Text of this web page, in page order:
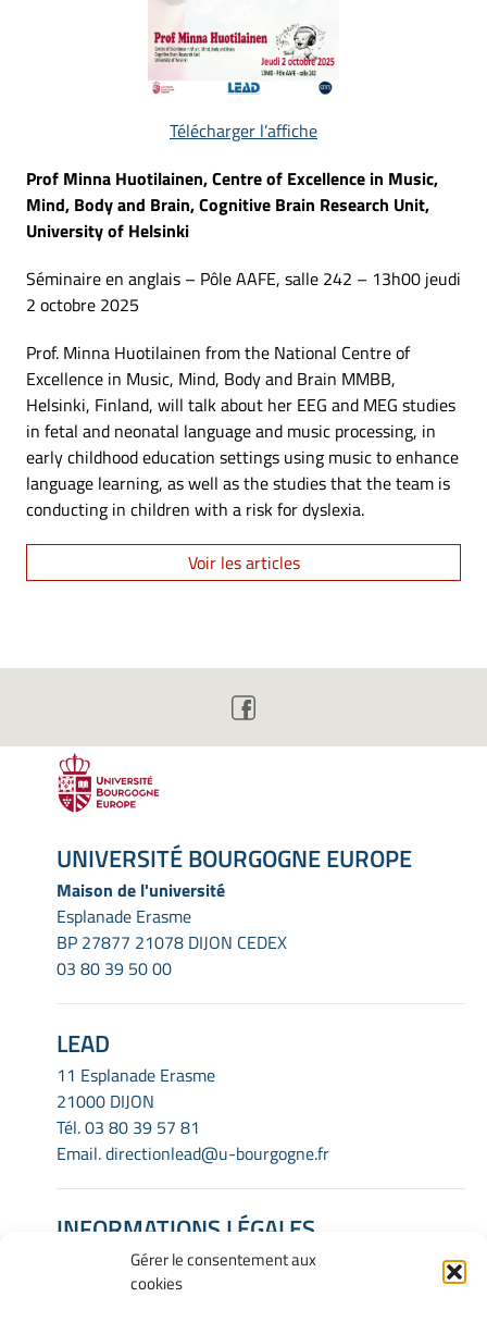
Gérer le consentement aux
cookies
Télécharger l’affiche
Prof Minna Huotilainen, Centre of Excellence in Music,
Mind, Body and Brain, Cognitive Brain Research Unit,
University of Helsinki
Séminaire en anglais – Pôle AAFE, salle 242 – 13h00 jeudi
2 octobre 2025
Prof. Minna Huotilainen from the National Centre of
Excellence in Music, Mind, Body and Brain MMBB,
Helsinki, Finland, will talk about her EEG and MEG studies
in fetal and neonatal language and music processing, in
early childhood education settings using music to enhance
language learning, as well as the studies that the team is
conducting in children with a risk for dyslexia.
Voir les articles
UNIVERSITÉ BOURGOGNE EUROPE
Maison de l'université
Esplanade Erasme
BP 27877 21078 DIJON CEDEX
03 80 39 50 00
LEAD
11 Esplanade Erasme
21000 DIJON
Tél.03 80 39 57 81
Email.directionlead@u-bourgogne.fr
INFORMATIONS LÉGALES
Mentions Légales
Gérer mes cookies